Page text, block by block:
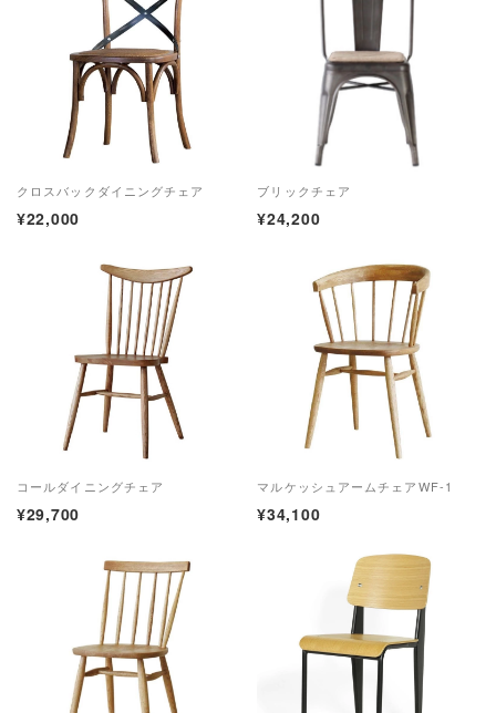
クロスバックダイニングチェア
¥22,000
ブリックチェア
¥24,200
コールダイニングチェア
¥29,700
マルケッシュアームチェアWF-1
¥34,100